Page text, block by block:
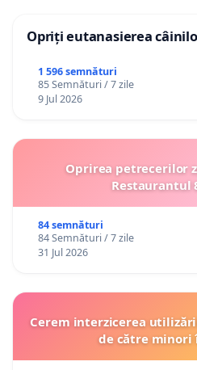
Opriți eutanasierea
1 596 semnături
85 Semnături / 7 zile
9 Jul 2026
Oprirea petrecerilor
Restaurantul
84 semnături
84 Semnături / 7 zile
31 Jul 2026
Cerem interzicerea
de către minori